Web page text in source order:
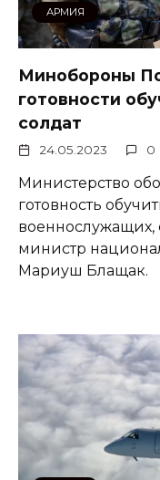
АРМИЯ
Минобороны
готовности
солдат
24.05.2023 0
Министерство
готовность
министр
Мариуш Блащак.